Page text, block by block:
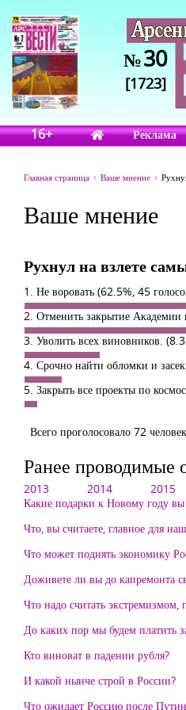
№30
[1723]
16+ Реклама
Главная страница Ваше мнение
Ваше мнение
Рухнул на взлете
1. Не воровать (62.5%, 45
2. Отменить закрытие Академии
3. Уволить всех виновников.
4. Срочно найти обломки и
5. Закрыть все проекты по
Всего проголосовало 72
Ранее проводимые
2013 2014 2015
Какие подарки к Новому году
Что, вы считаете, главное для
Что может поднять экономику
Доживете ли вы до капремонта
Что надо считать
До каких пор мы будем платить
Кто виноват в падении рубля?
И какой нынче строй в России?
Что ожидает Россию после